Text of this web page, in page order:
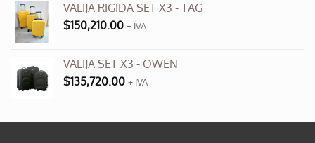
VALIJA RIGIDA SET X3 - TAG
$150,210.00 + IVA
VALIJA SET X3 - OWEN
$135,720.00 + IVA